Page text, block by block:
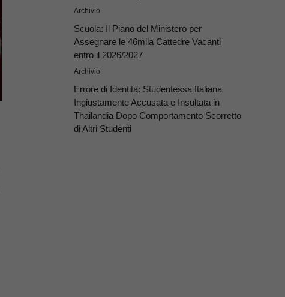
Archivio
Scuola: Il Piano del Ministero per
Assegnare le 46mila Cattedre Vacanti
entro il 2026/2027
Archivio
Errore di Identità: Studentessa Italiana
Ingiustamente Accusata e Insultata in
Thailandia Dopo Comportamento Scorretto
di Altri Studenti